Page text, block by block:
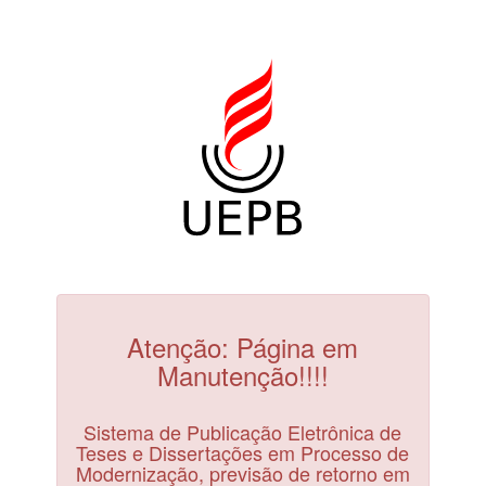
Atenção: Página em
Manutenção!!!!
Sistema de Publicação Eletrônica de
Teses e Dissertações em Processo de
Modernização, previsão de retorno em